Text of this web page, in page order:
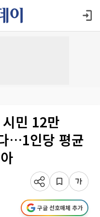
민 12만
…1인당 평균
구글 선호매체 추가